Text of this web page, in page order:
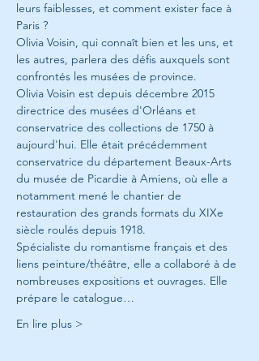
leurs faiblesses, et comment exister face à
Paris ?
Olivia Voisin, qui connaît bien et les uns, et
les autres, parlera des défis auxquels sont
confrontés les musées de province.
Olivia Voisin est depuis décembre 2015
directrice des musées d'Orléans et
conservatrice des collections de 1750 à
aujourd'hui. Elle était précédemment
conservatrice du département Beaux-Arts
du musée de Picardie à Amiens, où elle a
notamment mené le chantier de
restauration des grands formats du XIXe
siècle roulés depuis 1918.
Spécialiste du romantisme français et des
liens peinture/théâtre, elle a collaboré à de
nombreuses expositions et ouvrages. Elle
prépare le catalogue…
En lire plus >